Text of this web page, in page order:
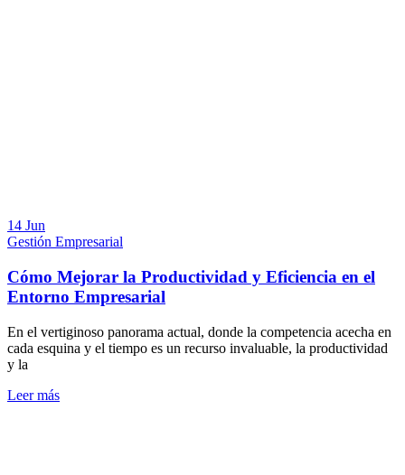
14 Jun
Gestión Empresarial
Cómo Mejorar la Productividad y Eficiencia en el
Entorno Empresarial
En el vertiginoso panorama actual, donde la competencia acecha en
cada esquina y el tiempo es un recurso invaluable, la productividad
y la
Leer más